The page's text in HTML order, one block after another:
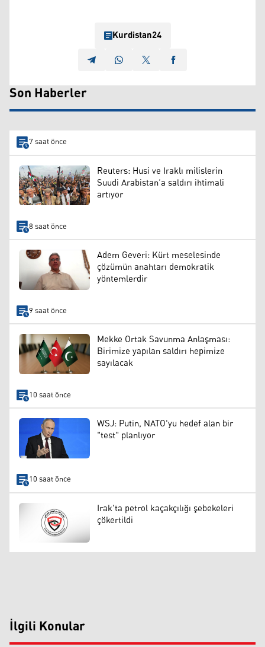
Kurdistan24
Son Haberler
7 saat önce
Reuters: Husi ve Iraklı milislerin
Suudi Arabistan’a saldırı ihtimali
artıyor
8 saat önce
Adem Geveri: Kürt meselesinde
çözümün anahtarı demokratik
yöntemlerdir
9 saat önce
Mekke Ortak Savunma Anlaşması:
Birimize yapılan saldırı hepimize
sayılacak
10 saat önce
WSJ: Putin, NATO'yu hedef alan bir
"test" planlıyor
10 saat önce
Irak'ta petrol kaçakçılığı şebekeleri
çökertildi
İlgili Konular